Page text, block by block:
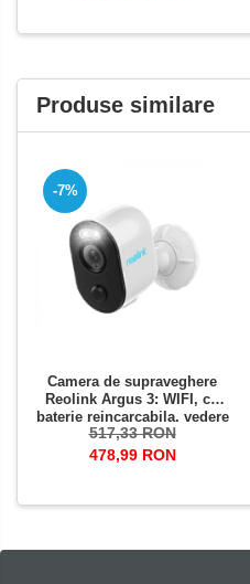
Produse similare
-7%
Camera de supraveghere
Reolink Argus 3: WIFI, cu
baterie reincarcabila, vedere
nocturna color si reflector
LED, rezolutie Full HD
517,33 RON
478,99 RON